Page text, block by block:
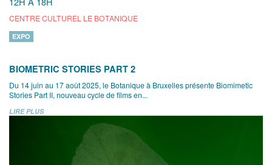
CENTRE CULTUREL LE BOTANIQUE
EXPO
BIOMETRIC STORIES PART 2
Du 14 juin au 17 août 2025, le Botanique à Bruxelles présente Biomimetic
Stories Part II, nouveau cycle de films en...
LIRE PLUS